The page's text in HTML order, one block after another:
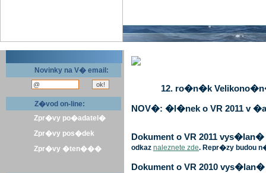
Novinky na V� email:
Z�vod on-line:
Zpr�vy po�adatel�
Zpr�vy pos�dek
Zpr�vy �ten���
12. ro�n�k
NOV�: �l�nek o VR 2011 v
Dokument o VR 2011
odkaz naleznete zde. Repr�zy budou
Dokument o VR 2010